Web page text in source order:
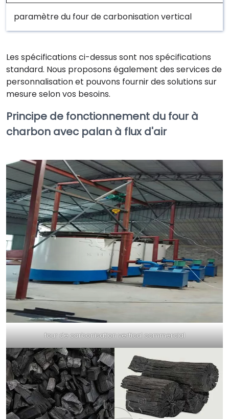
paramètre du four de carbonisation vertical
Les spécifications ci-dessus sont nos spécifications
standard. Nous proposons également des services de
personnalisation et pouvons fournir des solutions sur
mesure selon vos besoins.
Principe de fonctionnement du four à
charbon avec palan à flux d'air
four de carbonisation vertical commercial